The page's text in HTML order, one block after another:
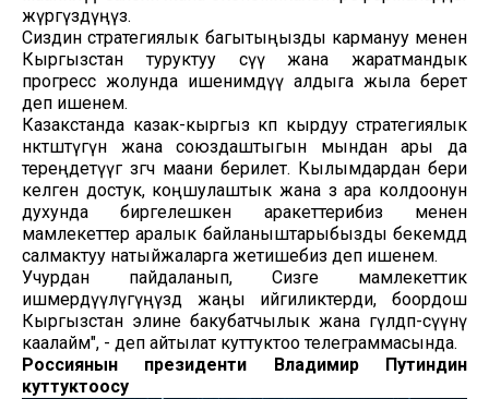
жүргүздүңүз.
Сиздин стратегиялык багытыңызды кармануу менен
Кыргызстан туруктуу өсүү жана жаратмандык
прогресс жолунда ишенимдүү алдыга жыла берет
деп ишенем.
Казакстанда казак-кыргыз көп кырдуу стратегиялык
өнөктөштүгүн жана союздаштыгын мындан ары да
тереңдетүүгө өзгөчө маани берилет. Кылымдардан бери
келген достук, коңшулаштык жана өз ара колдоонун
духунда биргелешкен аракеттерибиз менен
мамлекеттер аралык байланыштарыбызды бекемдөөдө
салмактуу натыйжаларга жетишебиз деп ишенем.
Учурдан пайдаланып, Сизге мамлекеттик
ишмердүүлүгүңүздө жаңы ийгиликтерди, боордош
Кыргызстан элине бакубатчылык жана гүлдөп-өсүүнү
каалайм", - деп айтылат куттуктоо телеграммасында.
Россиянын президенти Владимир Путиндин
куттуктоосу